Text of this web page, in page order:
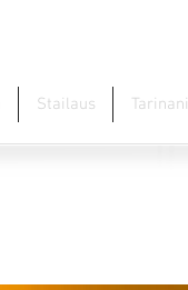
Stailaus Tarinani